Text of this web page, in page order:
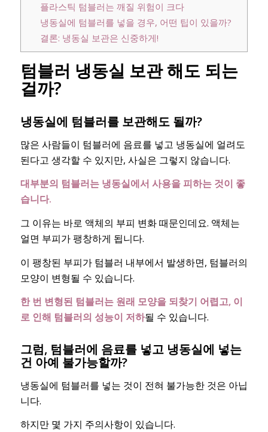
플라스틱 텀블러는 깨질 위험이 크다
냉동실에 텀블러를 넣을 경우, 어떤 팁이 있을까?
결론: 냉동실 보관은 신중하게!
텀블러 냉동실 보관 해도 되는
걸까?
냉동실에 텀블러를 보관해도 될까?
많은 사람들이 텀블러에 음료를 넣고 냉동실에 얼려도
된다고 생각할 수 있지만, 사실은 그렇지 않습니다.
대부분의 텀블러는 냉동실에서 사용을 피하는 것이 좋
습니다.
그 이유는 바로 액체의 부피 변화 때문인데요. 액체는
얼면 부피가 팽창하게 됩니다.
이 팽창된 부피가 텀블러 내부에서 발생하면, 텀블러의
모양이 변형될 수 있습니다.
한 번 변형된 텀블러는 원래 모양을 되찾기 어렵고, 이
로 인해 텀블러의 성능이 저하될 수 있습니다.
그럼, 텀블러에 음료를 넣고 냉동실에 넣는
건 아예 불가능할까?
냉동실에 텀블러를 넣는 것이 전혀 불가능한 것은 아닙
니다.
하지만 몇 가지 주의사항이 있습니다.